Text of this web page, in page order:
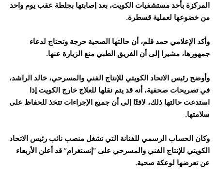
المركزة بأحد مستشفيات الكويت، بعد إصابتها بجلطة عقب يوم واحد
من خضوعها لعملية قسطرة.
وأكد الإعلامي حمد قلم، أن حالتها الصحية حرجة وتحتاج لدعاء
جمهورها، مشيرا إلى أن الفريق الطبي منع الزيارة عنها.
وأوضح رئيس الاتحاد الكويتي للإنتاج الفني والمسرحي، خالد الراشد،
في تصريحات صحفية، أنه قد يتم نقلها للعلاج خارج الكويت إذا
استدعت حالتها ذلك، لافتًا إلى أن جميع الإجراءات تتخذ للحفاظ على
سلامتها.
وكان الحساب الرسمي للفنانة التي تشغل منصب نائب رئيس الاتحاد
الكويتي للإنتاج الفني والمسرحي على “إنستغرام” قد أعلن الأربعاء
عن تعرضها لوعكة صحية.